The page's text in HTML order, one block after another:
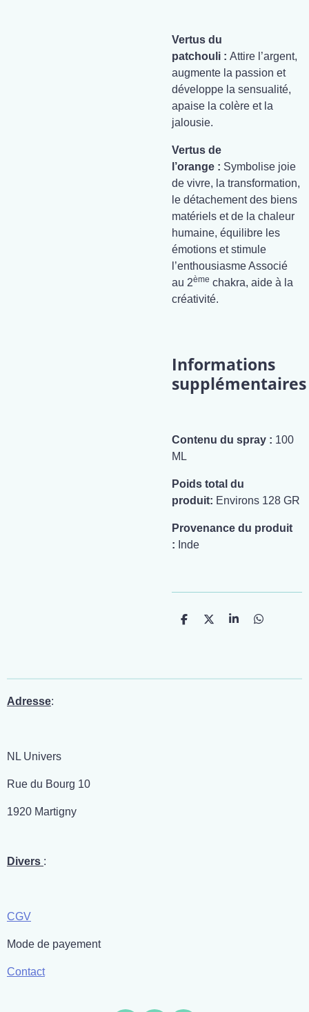
Vertus du
patchouli : Attire l’argent,
augmente la passion et
développe la sensualité,
apaise la colère et la
jalousie.
Vertus de
l’orange : Symbolise joie
de vivre, la transformation,
le détachement des biens
matériels et de la chaleur
humaine, équilibre les
émotions et stimule
l’enthousiasme Associé
au 2ème chakra, aide à la
créativité.
Informations
supplémentaires
Contenu du spray : 100
ML
Poids total du
produit: Environs 128 GR
Provenance du produit
: Inde
P
g
P
g
P
g
P
g
Adresse:
NL Univers
Rue du Bourg 10
1920 Martigny
Divers :
CGV
Mode de payement
Contact